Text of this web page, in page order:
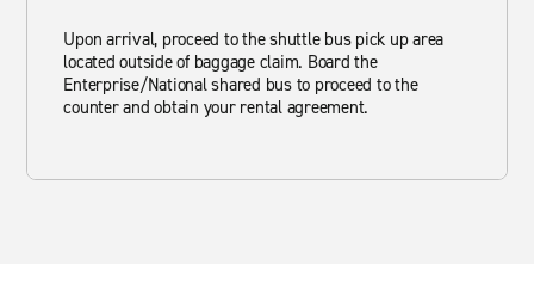
Upon arrival, proceed to the shuttle bus pick up area
located outside of baggage claim. Board the
Enterprise/National shared bus to proceed to the
counter and obtain your rental agreement.